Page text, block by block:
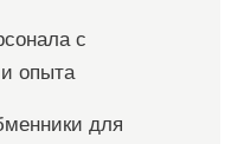
с
опыта
для